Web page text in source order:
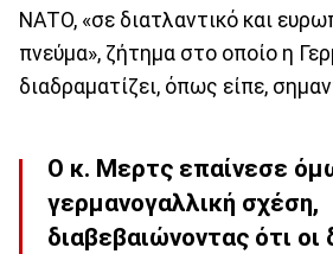
ΝΑΤΟ, «σε διατλαντικό και
πνεύμα», ζήτημα στο οποίο η
διαδραματίζει, όπως είπε,
Ο κ. Μερτς επαίνεσε
γερμανογαλλική σχέση,
διαβεβαιώνοντας ότι